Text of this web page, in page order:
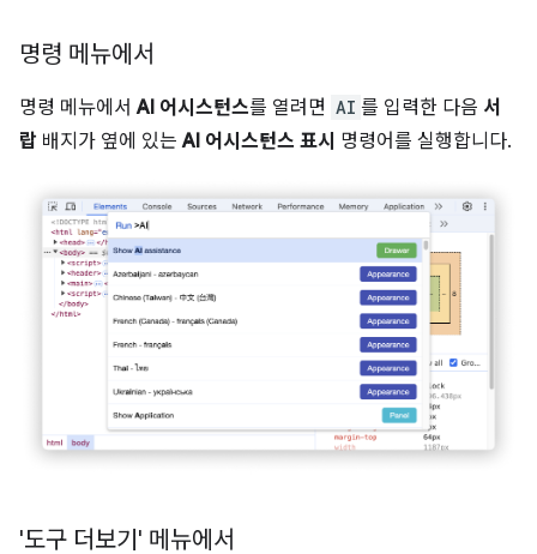
명령 메뉴에서
명령 메뉴에서AI 어시스턴스를 열려면 AI 를 입력한 다음 서
랍 배지가 옆에 있는AI 어시스턴스 표시 명령어를 실행합니다.
'도구 더보기' 메뉴에서